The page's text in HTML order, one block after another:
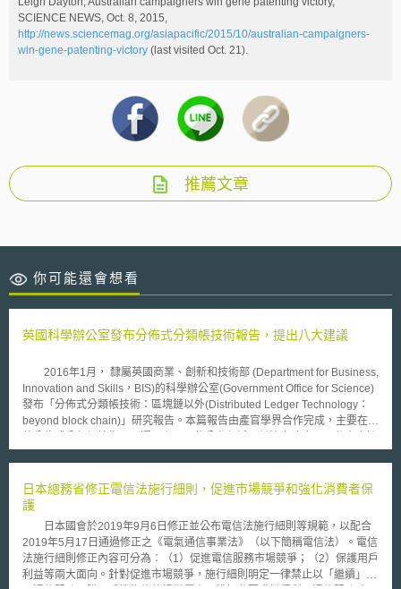
SCIENCE NEWS, Oct. 8, 2015,
http://news.sciencemag.org/asiapacific/2015/10/australian-campaigners-
win-gene-patenting-victory (last visited Oct. 21).
推薦文章
你可能還會想看
英國科學辦公室發布分佈式分類帳技術報告，提出八大建議
2016年1月， 隸屬英國商業、創新和技術部 (Department for Business,
Innovation and Skills，BIS)的科學辦公室(Government Office for Science)
發布「分佈式分類帳技術：區塊鏈以外(Distributed Ledger Technology：
beyond block chain)」研究報告。本篇報告由產官學界合作完成，主要在評
採取哪些行動以促進分佈式分類帳技術可被有益運用，並避免可能帶來的傷
構，包含徵稅、提供福利、發行護照、土地登記、確保商品供應鏈並且確保
政府記錄與服務的完整性。相較於其他網路系統，分佈式分類帳技術較不易
受駭客攻擊，而且由於每個参與者都有一份帳簿副本，如果有惡意竄改的狀
況，也可以輕易被發現，但這不表示分佈式分類帳技術就不會被駭客攻擊。
數位五國(Digital 5，D5)之一的愛沙尼亞，已多年實驗運用分佈式分類
帳技術於公領域服務多年。愛沙尼亞政府透過私人公司運用分佈式分類帳技
術建制「免金鑰簽名設施(Keyless Signature Infrastructure，KSI)」，KSI
日本總務省修正電信法施行細則，促進市場競爭和強化消費者保
護
日本國會於2019年9月6日修正並公布電信法施行細則等規範，以配合
2019年5月17日通過修正之《電氣通信事業法》（以下簡稱電信法）。電信
法施行細則修正內容可分為︰（1）促進電信服務市場競爭；（2）保護用戶
利益等兩大面向。針對促進市場競爭，施行細則明定一律禁止以「繼續」利